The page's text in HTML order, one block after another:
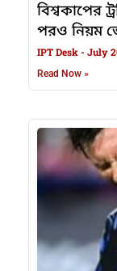
বিশ্বকাপের
পরও নিয়ম
IPT Desk July
Read Now »